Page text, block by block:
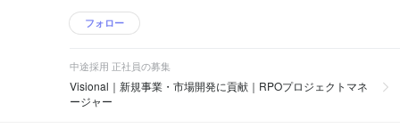
フォロー
中途採用 正社員の募集
Visional｜新規事業・市場開発に貢献｜RPOプロジェクトマネ
ージャー